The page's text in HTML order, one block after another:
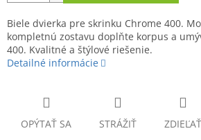
Biele dvierka pre skrinku Chrome 400.
kompletnú zostavu doplňte korpus a
400. Kvalitné a štýlové riešenie.
Detailné informácie
OPÝTAŤ SA STRÁŽIŤ ZDIEĽAŤ